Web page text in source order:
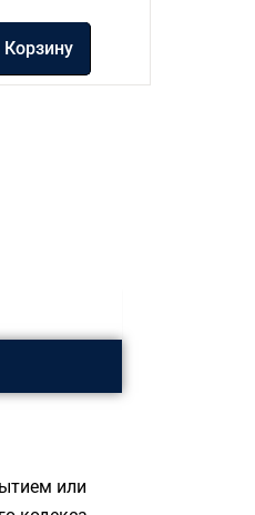
Корзину
или